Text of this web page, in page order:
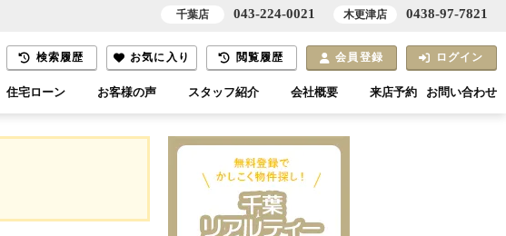
検索履歴 お気に入り 閲覧履歴 会員登録 ログイン
住宅ローン お客様の声 スタッフ紹介 会社概要 来店予約 お問い合わせ
千葉店 043-224-0021 木更津店 0438-97-7821